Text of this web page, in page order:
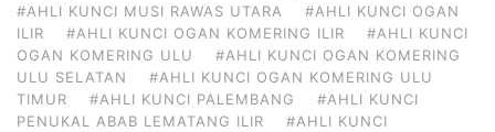
#AHLI KUNCI MUSI RAWAS UTARA
#AHLI KUNCI OGAN
ILIR
#AHLI KUNCI OGAN KOMERING ILIR
#AHLI KUNCI
OGAN KOMERING ULU
#AHLI KUNCI OGAN KOMERING
ULU SELATAN
#AHLI KUNCI OGAN KOMERING ULU
TIMUR
#AHLI KUNCI PALEMBANG
#AHLI KUNCI
PENUKAL ABAB LEMATANG ILIR
#AHLI KUNCI